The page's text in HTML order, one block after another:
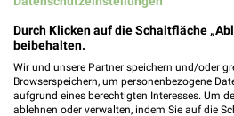
Depot
Durch Klicken auf die Schaltfläche
beibehalten.
Wir und unsere Partner speichern und/oder
Browserspeichern, um personenbezogene
aufgrund eines berechtigten Interesses. Um
ablehnen oder verwalten, indem Sie auf die